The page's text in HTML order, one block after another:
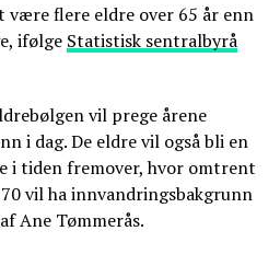
være flere eldre over 65 år enn
ifølge Statistisk sentralbyrå
vil prege årene
i dag. De eldre vil også bli en
i tiden fremover, hvor omtrent
vil ha innvandringsbakgrunn
Ane Tømmerås.